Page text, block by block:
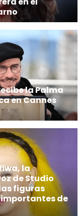
la Palma
en Cannes
la
de Studio
figuras
de